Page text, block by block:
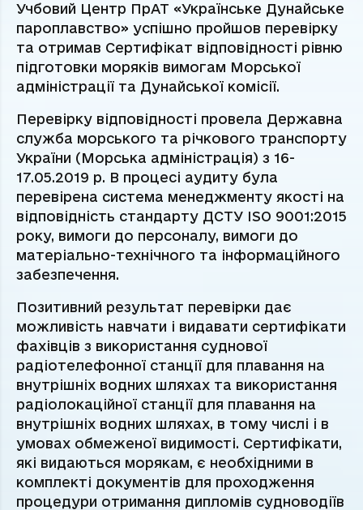
Учбовий Центр ПрАТ «Українське Дунайське
пароплавство» успішно пройшов перевірку
та отримав Сертифікат відповідності рівню
підготовки моряків вимогам Морської
адміністрації та Дунайської комісії.
Перевірку відповідності провела Державна
служба морського та річкового транспорту
України (Морська адміністрація) з 16-
17.05.2019 р. В процесі аудиту була
перевірена система менеджменту якості на
відповідність стандарту ДСТУ ISO 9001:2015
року, вимоги до персоналу, вимоги до
матеріально-технічного та інформаційного
забезпечення.
Позитивний результат перевірки дає
можливість навчати і видавати сертифікати
фахівців з використання суднової
радіотелефонної станції для плавання на
внутрішніх водних шляхах та використання
радіолокаційної станції для плавання на
внутрішніх водних шляхах, в тому числі і в
умовах обмеженої видимості. Сертифікати,
які видаються морякам, є необхідними в
комплекті документів для проходження
процедури отримання дипломів судноводіїв